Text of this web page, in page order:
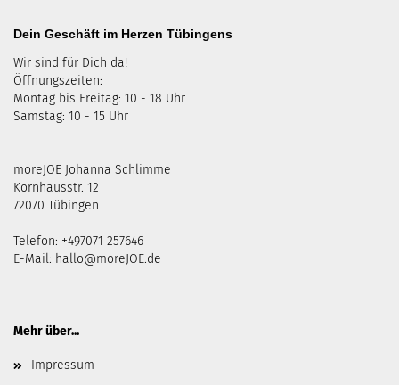
Dein Geschäft im Herzen Tübingens
Wir sind für Dich da!
Öffnungszeiten:
Montag bis Freitag: 10 - 18 Uhr
Samstag: 10 - 15 Uhr
moreJOE Johanna Schlimme
Kornhausstr. 12
72070 Tübingen
Telefon: +497071 257646
E-Mail: hallo@moreJOE.de
Mehr über...
Impressum